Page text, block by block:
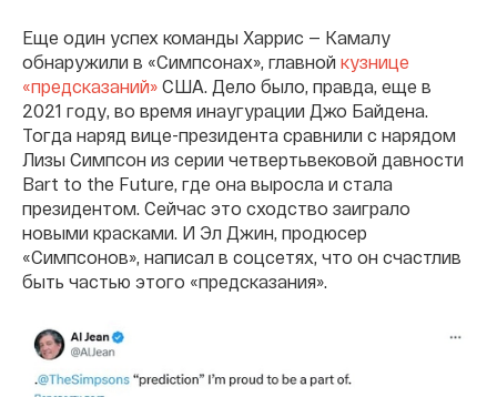
Еще один успех команды Харрис — Камалу
обнаружили в «Симпсонах», главной кузнице
«предсказаний» США. Дело было, правда, еще в
2021 году, во время инаугурации Джо Байдена.
Тогда наряд вице-президента сравнили с нарядом
Лизы Симпсон из серии четвертьвековой давности
Bart to the Future, где она выросла и стала
президентом. Сейчас это сходство заиграло
новыми красками. И Эл Джин, продюсер
«Симпсонов», написал в соцсетях, что он счастлив
быть частью этого «предсказания».